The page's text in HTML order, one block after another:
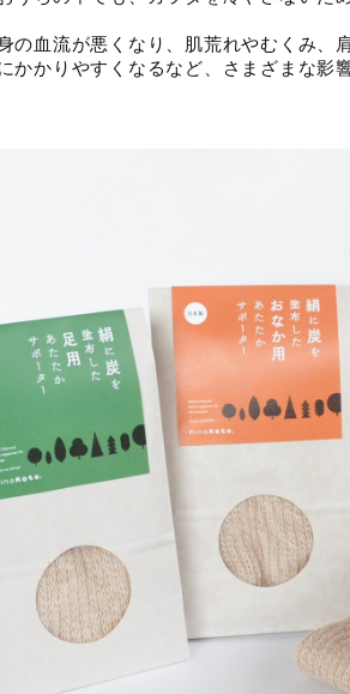
の血流が悪くなり、肌荒れやむくみ
かかりやすくなるなど、さまざまな影